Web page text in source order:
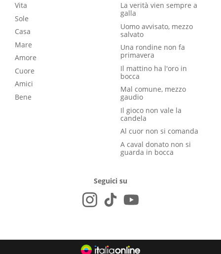
Vita
Sole
Casa
Mare
Amore
Cuore
Amici
Bene
La verità vien sempre a
galla
Uomo avvisato, mezzo
salvato
Una rondine non fa
primavera
Il mattino ha l'oro in
bocca
Mal comune, mezzo
gaudio
Il gioco non vale la
candela
Al cuor non si comanda
A caval donato non si
guarda in bocca
Seguici su